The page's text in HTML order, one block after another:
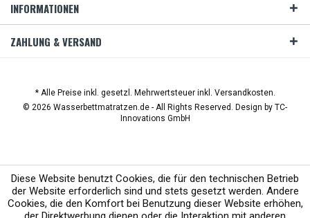
INFORMATIONEN
ZAHLUNG & VERSAND
* Alle Preise inkl. gesetzl. Mehrwertsteuer inkl. Versandkosten.
© 2026 Wasserbettmatratzen.de - All Rights Reserved. Design by TC-
Innovations GmbH
Diese Website benutzt Cookies, die für den technischen Betrieb
der Website erforderlich sind und stets gesetzt werden. Andere
Cookies, die den Komfort bei Benutzung dieser Website erhöhen,